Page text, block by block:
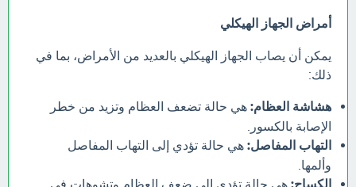
أمراض الجهاز الهيكلي
يمكن أن يصاب الجهاز الهيكلي بالعديد من الأمراض، بما في
ذلك:
هشاشة العظام: هي حالة تضعف العظام وتزيد من خطر
الإصابة بالكسور.
التهاب المفاصل: هي حالة تؤدي إلى التهاب المفاصل
وألمها.
هي حالة تؤدي إلى ضعف العظام وتشوهات في